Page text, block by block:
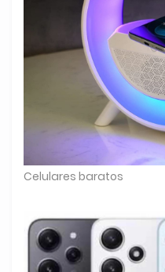
Celulares baratos